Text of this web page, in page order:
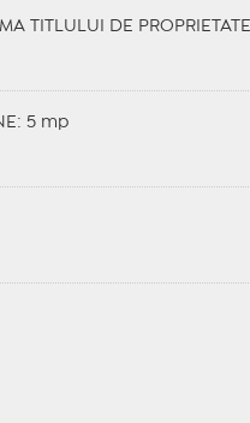
TITLULUI DE PROPRIETATE
5 mp